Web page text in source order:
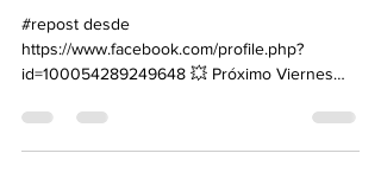
#repost desde
https://www.facebook.com/profile.php?
04/11 💥 ✨ Sesión especial de Litoral Dub
Sound...